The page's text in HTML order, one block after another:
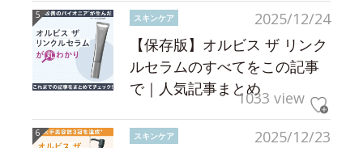
2025/12/24
スキンケア
【保存版】オルビス ザ リンク
ルセラムのすべてをこの記事
で｜人気記事まとめ1033 view
2025/12/23
スキンケア